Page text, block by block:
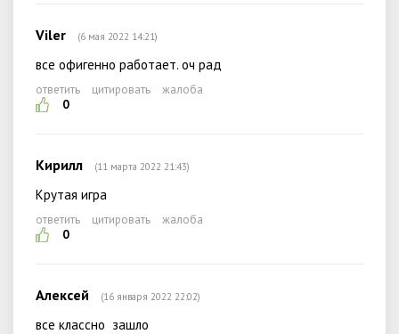
Viler (6 мая 2022 14:21)
все офигенно работает. оч рад
ответить цитировать
жалоба
0
Кирилл (11 марта 2022 21:43)
Крутая игра
ответить цитировать
жалоба
0
Алексей (16 января 2022 22:02)
все классно зашло